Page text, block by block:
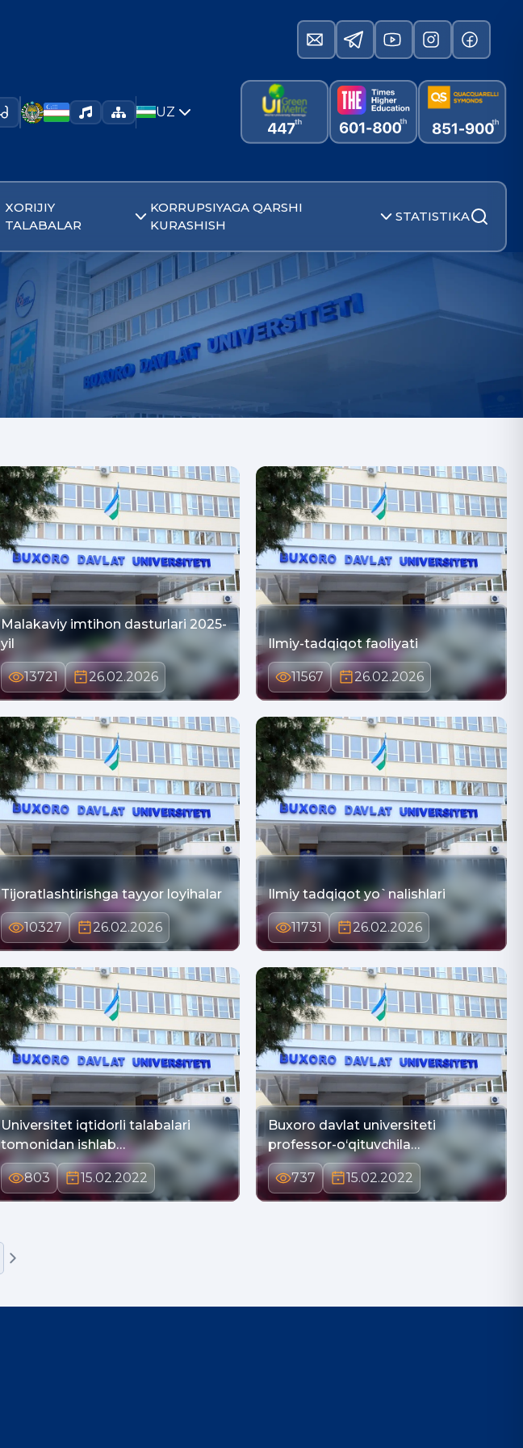
UZ
XORIJIY
TALABALAR
KORRUPSIYAGA QARSHI
KURASHISH
STATISTIKA
Malakaviy imtihon dasturlari 2025-
yil
13721 26.02.2026
Ilmiy-tadqiqot faoliyati
11567 26.02.2026
Tijoratlashtirishga tayyor loyihalar
10327 26.02.2026
Ilmiy tadqiqot yo`nalishlari
11731 26.02.2026
Universitet iqtidorli tаlаbаlаri
tomonidаn ishlаb…
803 15.02.2022
Buxoro davlat universiteti
professor-o‘qituvchila…
737 15.02.2022